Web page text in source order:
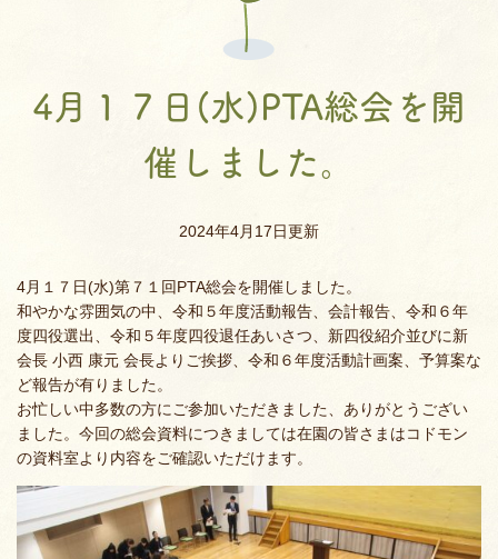
4月１７日(水)PTA総会を開
催しました。
2024年4月17日更新
4月１７日(水)第７１回PTA総会を開催しました。
和やかな雰囲気の中、令和５年度活動報告、会計報告、令和６年
度四役選出、令和５年度四役退任あいさつ、新四役紹介並びに新
会長 小西 康元 会長よりご挨拶、令和６年度活動計画案、予算案な
ど報告が有りました。
お忙しい中多数の方にご参加いただきました、ありがとうござい
ました。今回の総会資料につきましては在園の皆さまはコドモン
の資料室より内容をご確認いただけます。